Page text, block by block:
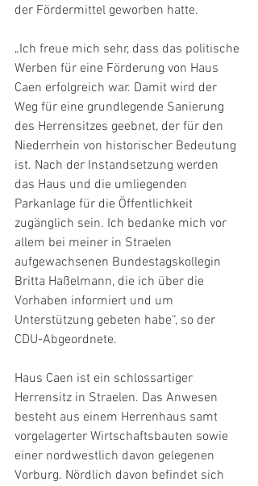
der Fördermittel geworben hatte.
„Ich freue mich sehr, dass das politische
Werben für eine Förderung von Haus
Caen erfolgreich war. Damit wird der
Weg für eine grundlegende Sanierung
des Herrensitzes geebnet, der für den
Niederrhein von historischer Bedeutung
ist. Nach der Instandsetzung werden
das Haus und die umliegenden
Parkanlage für die Öffentlichkeit
zugänglich sein. Ich bedanke mich vor
allem bei meiner in Straelen
aufgewachsenen Bundestagskollegin
Britta Haßelmann, die ich über die
Vorhaben informiert und um
Unterstützung gebeten habe“, so der
CDU-Abgeordnete.
Haus Caen ist ein schlossartiger
Herrensitz in Straelen. Das Anwesen
besteht aus einem Herrenhaus samt
vorgelagerter Wirtschaftsbauten sowie
einer nordwestlich davon gelegenen
Vorburg. Nördlich davon befindet sich